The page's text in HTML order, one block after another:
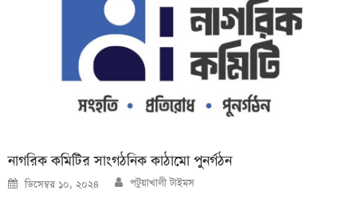
নাগরিক কমিটির সাংগঠনিক কাঠামো পুনর্গঠন
Posted
on
ডিসেম্বর ১০, ২০২৪ Author
পটুয়াখালী টাইমস